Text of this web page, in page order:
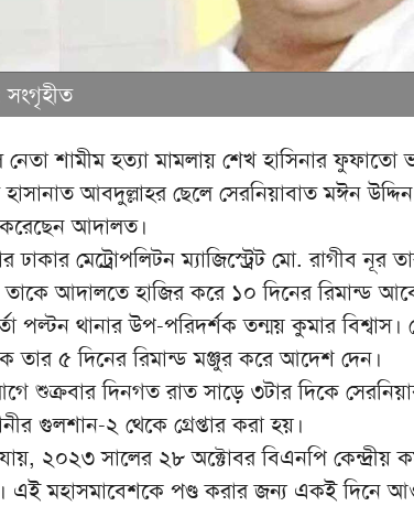
সংগৃহীত
শামীম হত্যা মামলায় শেখ হাসিনার
আবদুল্লাহর ছেলে সেরনিয়াবাত মঈন
আদালত।
ঢাকার মেট্রোপলিটন ম্যাজিস্ট্রেট মো. রাগীব নূর
আদালতে হাজির করে ১০ দিনের রিমান্ড
পল্টন থানার উপ-পরিদর্শক তন্ময় কুমার
তার ৫ দিনের রিমান্ড মঞ্জুর করে আদেশ দেন।
শুক্রবার দিনগত রাত সাড়ে ৩টার দিকে
গুলশান-২ থেকে গ্রেপ্তার করা হয়।
২০২৩ সালের ২৮ অক্টোবর বিএনপি কেন্দ্রীয়
এই মহাসমাবেশকে পণ্ড করার জন্য একই দিনে